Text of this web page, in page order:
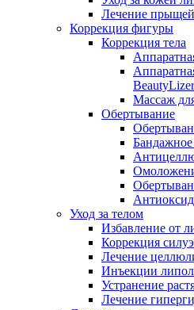
Лечение
Коррекция фигуры
Коррекция тела
Массаж
Обертывание
Уход за телом
Избавление от
Коррекция
Лечение
Инъекции
Устранение
Лечение